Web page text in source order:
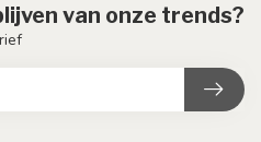
van onze trends?